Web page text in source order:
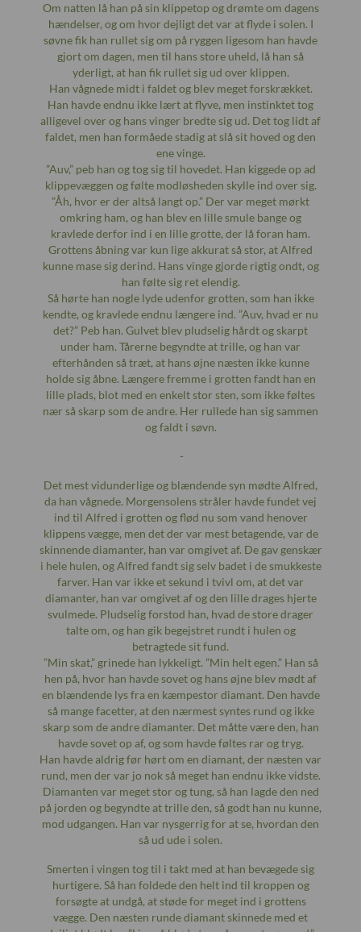
Om natten lå han på sin klippetop og drømte om dagens
hændelser, og om hvor dejligt det var at flyde i solen. I
søvne fik han rullet sig om på ryggen ligesom han havde
gjort om dagen, men til hans store uheld, lå han så
yderligt, at han fik rullet sig ud over klippen.
Han vågnede midt i faldet og blev meget forskrækket.
Han havde endnu ikke lært at flyve, men instinktet tog
alligevel over og hans vinger bredte sig ud. Det tog lidt af
faldet, men han formåede stadig at slå sit hoved og den
ene vinge.
”Auv,” peb han og tog sig til hovedet. Han kiggede op ad
klippevæggen og følte modløsheden skylle ind over sig.
”Åh, hvor er der altså langt op.” Der var meget mørkt
omkring ham, og han blev en lille smule bange og
kravlede derfor ind i en lille grotte, der lå foran ham.
Grottens åbning var kun lige akkurat så stor, at Alfred
kunne mase sig derind. Hans vinge gjorde rigtig ondt, og
han følte sig ret elendig.
Så hørte han nogle lyde udenfor grotten, som han ikke
kendte, og kravlede endnu længere ind. ”Auv, hvad er nu
det?” Peb han. Gulvet blev pludselig hårdt og skarpt
under ham. Tårerne begyndte at trille, og han var
efterhånden så træt, at hans øjne næsten ikke kunne
holde sig åbne. Længere fremme i grotten fandt han en
lille plads, blot med en enkelt stor sten, som ikke føltes
nær så skarp som de andre. Her rullede han sig sammen
og faldt i søvn.
-
Det mest vidunderlige og blændende syn mødte Alfred,
da han vågnede. Morgensolens stråler havde fundet vej
ind til Alfred i grotten og flød nu som vand henover
klippens vægge, men det der var mest betagende, var de
skinnende diamanter, han var omgivet af. De gav genskær
i hele hulen, og Alfred fandt sig selv badet i de smukkeste
farver. Han var ikke et sekund i tvivl om, at det var
diamanter, han var omgivet af og den lille drages hjerte
svulmede. Pludselig forstod han, hvad de store drager
talte om, og han gik begejstret rundt i hulen og
betragtede sit fund.
”Min skat,” grinede han lykkeligt. ”Min helt egen.” Han så
hen på, hvor han havde sovet og hans øjne blev mødt af
en blændende lys fra en kæmpestor diamant. Den havde
så mange facetter, at den nærmest syntes rund og ikke
skarp som de andre diamanter. Det måtte være den, han
havde sovet op af, og som havde føltes rar og tryg.
Han havde aldrig før hørt om en diamant, der næsten var
rund, men der var jo nok så meget han endnu ikke vidste.
Diamanten var meget stor og tung, så han lagde den ned
på jorden og begyndte at trille den, så godt han nu kunne,
mod udgangen. Han var nysgerrig for at se, hvordan den
så ud ude i solen.
Smerten i vingen tog til i takt med at han bevægede sig
hurtigere. Så han foldede den helt ind til kroppen og
forsøgte at undgå, at støde for meget ind i grottens
vægge. Den næsten runde diamant skinnede med et